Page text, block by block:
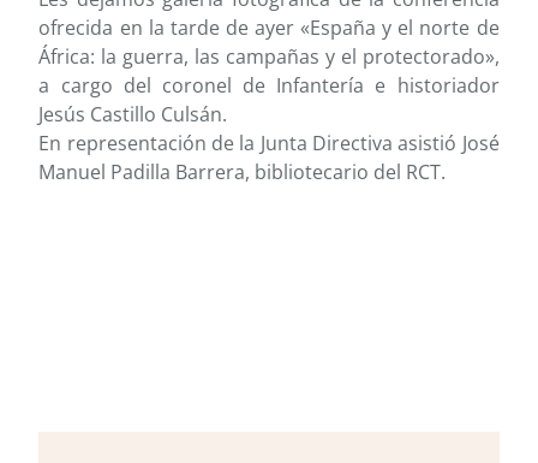
ofrecida en la tarde de ayer «España y el norte de
África: la guerra, las campañas y el protectorado»,
a cargo del coronel de Infantería e historiador
Jesús Castillo Culsán.
En representación de la Junta Directiva asistió José
Manuel Padilla Barrera, bibliotecario del RCT.